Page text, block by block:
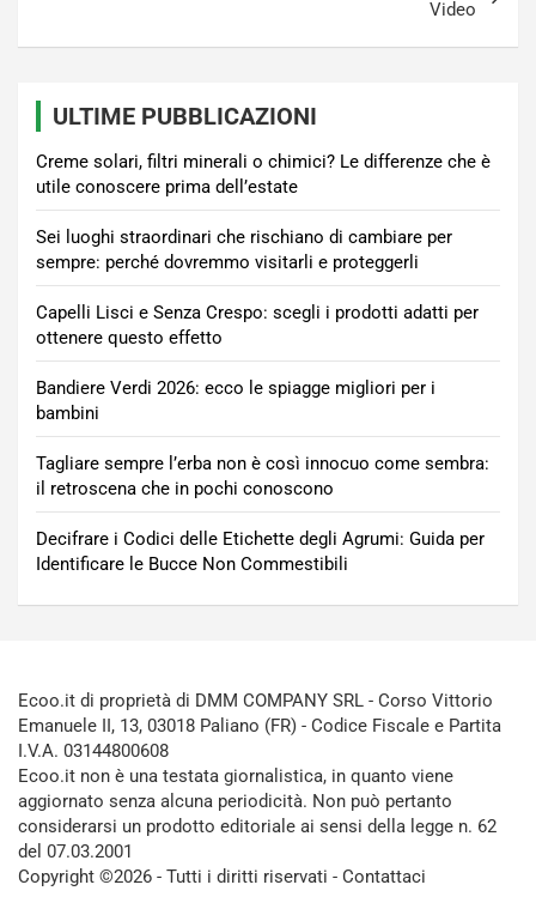
Video
ULTIME PUBBLICAZIONI
Creme solari, filtri minerali o chimici? Le differenze che è
utile conoscere prima dell’estate
Sei luoghi straordinari che rischiano di cambiare per
sempre: perché dovremmo visitarli e proteggerli
Capelli Lisci e Senza Crespo: scegli i prodotti adatti per
ottenere questo effetto
Bandiere Verdi 2026: ecco le spiagge migliori per i
bambini
Tagliare sempre l’erba non è così innocuo come sembra:
il retroscena che in pochi conoscono
Decifrare i Codici delle Etichette degli Agrumi: Guida per
Identificare le Bucce Non Commestibili
Ecoo.it di proprietà di DMM COMPANY SRL - Corso Vittorio
Emanuele II, 13, 03018 Paliano (FR) - Codice Fiscale e Partita
I.V.A. 03144800608
Ecoo.it non è una testata giornalistica, in quanto viene
aggiornato senza alcuna periodicità. Non può pertanto
considerarsi un prodotto editoriale ai sensi della legge n. 62
del 07.03.2001
Copyright ©2026 - Tutti i diritti riservati - Contattaci